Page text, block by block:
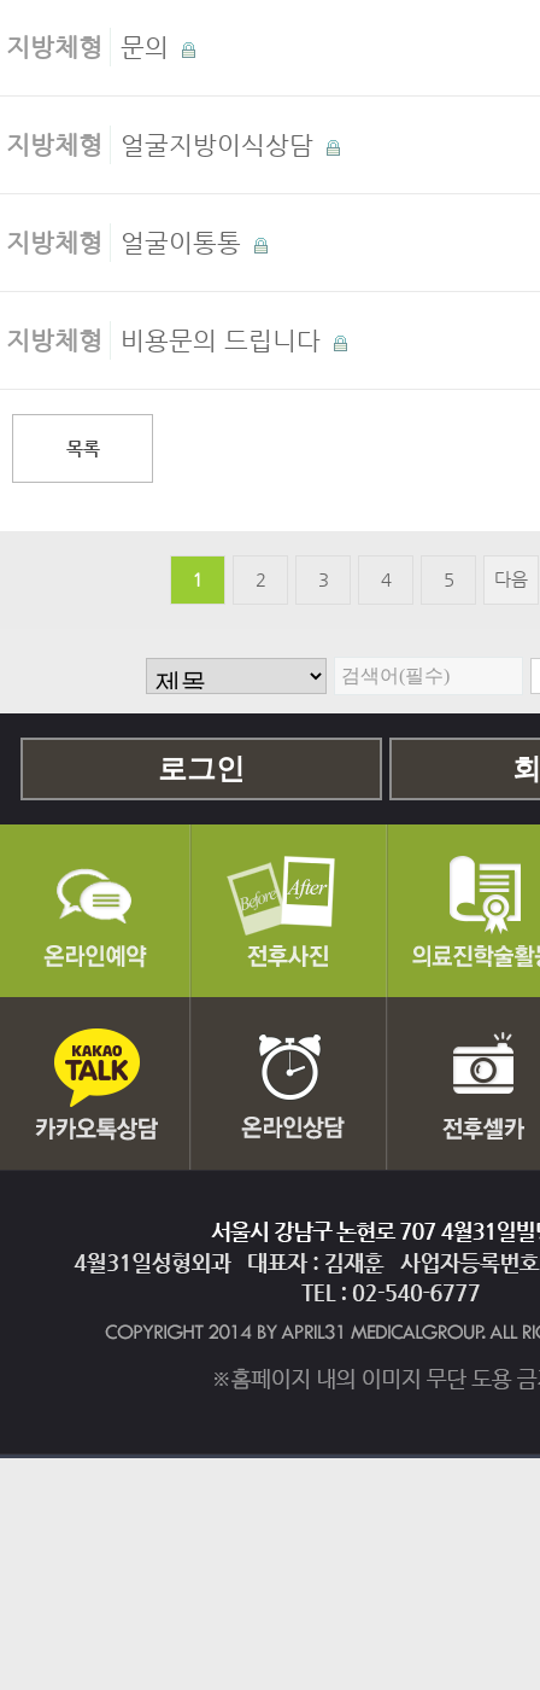
지방체형 문의
지방체형 얼굴지방이식상담
지방체형 얼굴이통통
지방체형 비용문의 드립니다
목록
1 2 3 4 5 다음